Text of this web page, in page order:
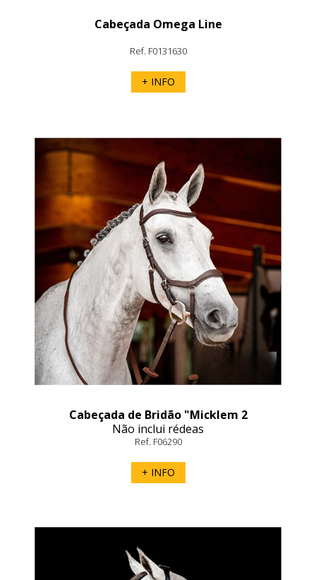
Cabeçada Omega Line
Ref. F0131630
+ INFO
Cabeçada de Bridão "Micklem 2
Competition Bridle" Horseware
Não inclui rédeas
Ref. F06290
+ INFO